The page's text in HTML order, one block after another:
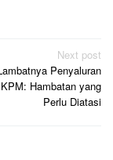
Next post
Penyaluran
Hambatan yang
Perlu Diatasi